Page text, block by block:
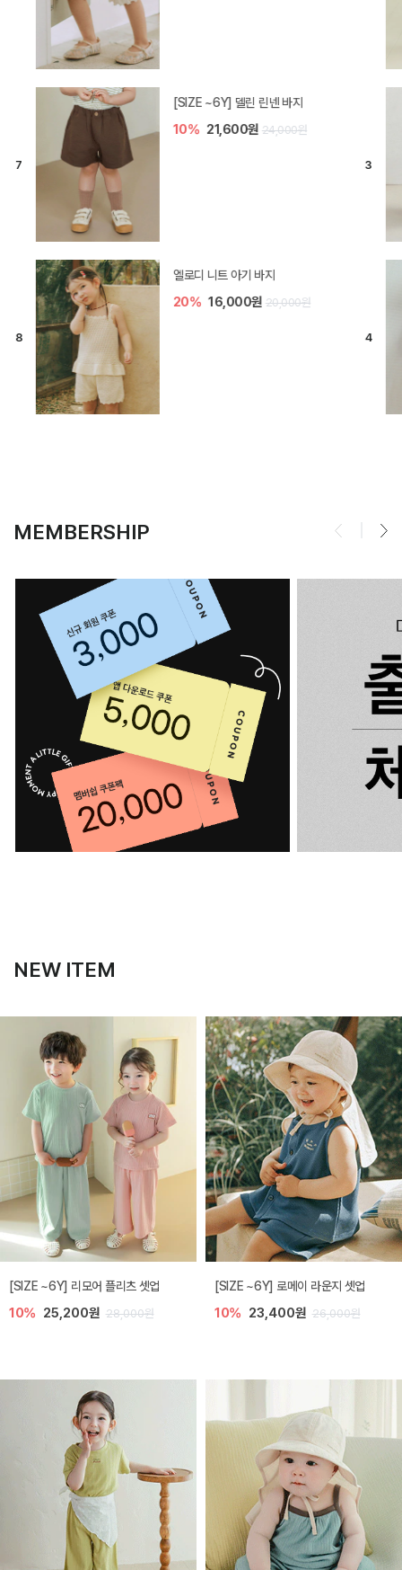
[SIZE ~6Y] 델린 린넨 바지
10% 21,600원 24,000원
엘로디 니트 아기 바지
20% 16,000원 20,000원
MEMBERSHIP
NEW ITEM
[SIZE ~6Y] 리모어 플리츠 셋업
10% 25,200원 28,000원
[SIZE ~6Y] 로메이 라운지 셋업
10% 23,400원 26,000원